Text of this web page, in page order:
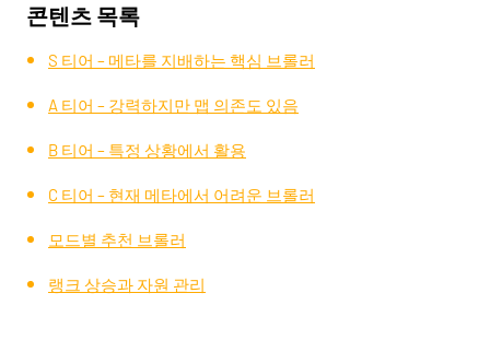
콘텐츠 목록
S 티어 – 메타를 지배하는 핵심 브롤러
A 티어 – 강력하지만 맵 의존도 있음
B 티어 – 특정 상황에서 활용
C 티어 – 현재 메타에서 어려운 브롤러
모드별 추천 브롤러
랭크 상승과 자원 관리